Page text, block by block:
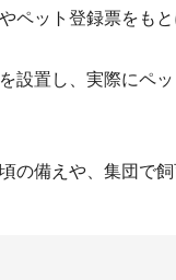
ット登録票をも
置し、実際にペ
備えや、集団で